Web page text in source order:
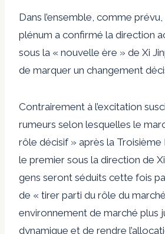
Dans l’ensemble, comme
plénum a confirmé la direction
sous la « nouvelle ère » de Xi
de marquer un changement
Contrairement à l’excitation
rumeurs selon lesquelles le
rôle décisif » après la Troisième
le premier sous la direction de
gens seront séduits cette fois
de « tirer parti du rôle du
environnement de marché plus
dynamique et de rendre